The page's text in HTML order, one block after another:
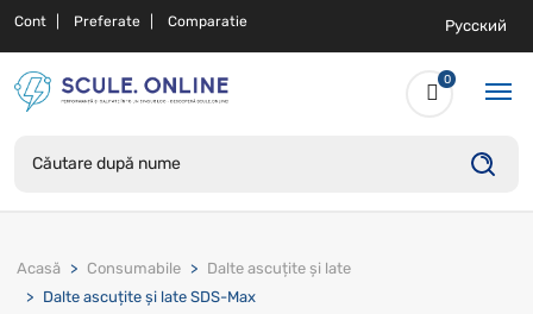
Cont Preferate Comparatie Русский
0
Acasă Consumabile
Dalte ascuțite și late
Dalte ascuțite și late SDS-Max